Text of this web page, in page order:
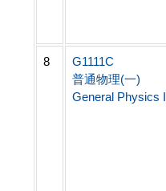
8
G1111C
普通物理(一)
General Physics I